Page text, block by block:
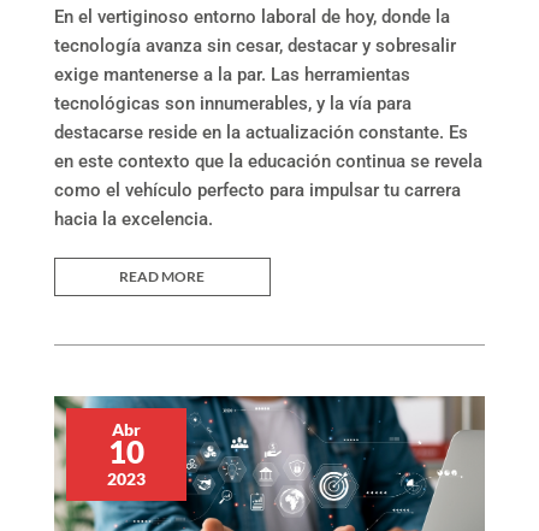
En el vertiginoso entorno laboral de hoy, donde la
tecnología avanza sin cesar, destacar y sobresalir
exige mantenerse a la par. Las herramientas
tecnológicas son innumerables, y la vía para
destacarse reside en la actualización constante. Es
en este contexto que la educación continua se revela
como el vehículo perfecto para impulsar tu carrera
hacia la excelencia.
READ MORE
Abr
10
2023